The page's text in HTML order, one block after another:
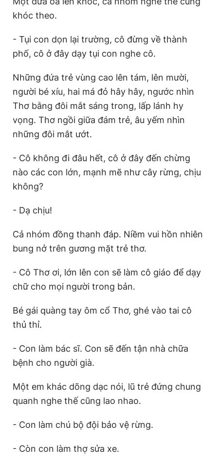
khóc theo.
- Tụi con dọn lại trường, cô đừng về thành
phố, cô ở đây dạy tụi con nghe cô.
Những đứa trẻ vùng cao lên tám, lên mười,
người bé xíu, hai má đỏ hây hây, ngước nhìn
Thơ bằng đôi mắt sáng trong, lấp lánh hy
vọng. Thơ ngồi giữa đám trẻ, âu yếm nhìn
những đôi mắt ướt.
- Cô không đi đâu hết, cô ở đây đến chừng
nào các con lớn, mạnh mẽ như cây rừng, chịu
không?
- Dạ chịu!
Cả nhóm đồng thanh đáp. Niềm vui hồn nhiên
bung nở trên gương mặt trẻ thơ.
- Cô Thơ ơi, lớn lên con sẽ làm cô giáo để dạy
chữ cho mọi người trong bản.
Bé gái quàng tay ôm cổ Thơ, ghé vào tai cô
thủ thỉ.
- Con làm bác sĩ. Con sẽ đến tận nhà chữa
bệnh cho người già.
Một em khác dõng dạc nói, lũ trẻ đứng chung
quanh nghe thế cũng lao nhao.
- Con làm chú bộ đội bảo vệ rừng.
- Còn con làm thợ sửa xe.